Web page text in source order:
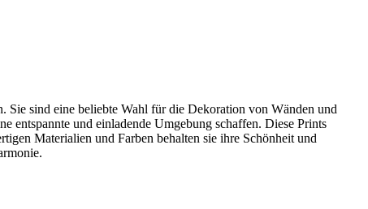
sind eine beliebte Wahl für die Dekoration von Wänden und
entspannte und einladende Umgebung schaffen. Diese Prints
Materialien und Farben behalten sie ihre Schönheit und